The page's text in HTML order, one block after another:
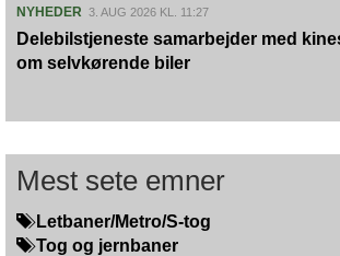
NYHEDER 3. AUG 2026 KL. 11:27
Delebilstjeneste samarbejder med
om selvkørende biler
Mest sete emner
Letbaner/Metro/S-tog
Tog og jernbaner